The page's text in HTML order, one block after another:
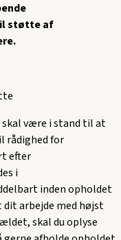
støtte af
skal være i stand til at
rådighed for
efter
i
inden opholdet
dit arbejde med højst
skal du oplyse